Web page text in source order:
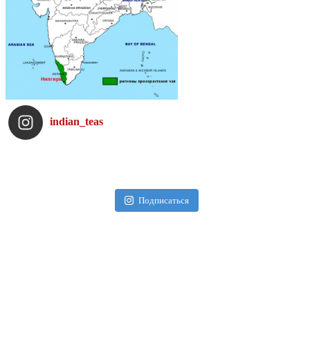
indian_teas
Подписаться